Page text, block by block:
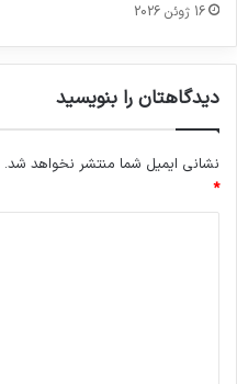
16 ژوئن 2026
دیدگاهتان را بنویسید
نشانی ایمیل شما منتشر نخواهد شد.
*